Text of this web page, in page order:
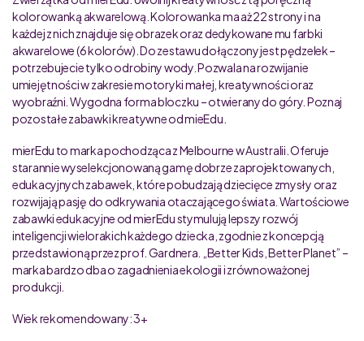
kolorowanką akwarelową. Kolorowanka ma aż 22 strony i na
każdej z nich znajduje się obrazek oraz dedykowane mu farbki
akwarelowe (6 kolorów). Do zestawu dołączony jest pędzelek –
potrzebujecie tylko odrobiny wody. Pozwala na rozwijanie
umiejętności w zakresie motoryki małej, kreatywności oraz
wyobraźni. Wygodna forma bloczku – otwierany do góry. Poznaj
pozostałe zabawki kreatywne od mieEdu.
mierEdu to marka pochodząca z Melbourne w Australii. Oferuje
starannie wyselekcjonowaną gamę dobrze zaprojektowanych,
edukacyjnych zabawek, które pobudzają dziecięce zmysły oraz
rozwijają pasję do odkrywania otaczającego świata. Wartościowe
zabawki edukacyjne od mierEdu stymulują lepszy rozwój
inteligencji wielorakich każdego dziecka, zgodnie z koncepcją
przedstawioną przez prof. Gardnera. „Better Kids, Better Planet” –
marka bardzo dba o zagadnienia ekologii i zrównoważonej
produkcji.
Wiek rekomendowany: 3+